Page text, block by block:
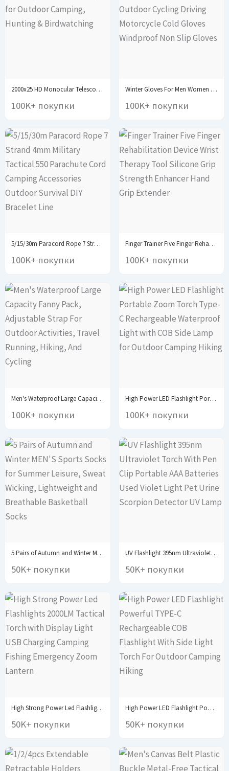
2000x25 HD Monocular Telescope: Mini Portable, for Outdoor...
100K+ покупки
Winter Gloves For Men Women Touchscreen Warm Outdoor...
100K+ покупки
5/15/30m Paracord Rope 7 Strand 4mm Military Tactical...
100K+ покупки
Finger Trainer Five Finger Rehabilitation Device Wrist Therapy...
100K+ покупки
Men's Waterproof Large Capacity Fanny Pack, Adjustable Strap...
100K+ покупки
High Power LED Flashlight Portable Zoom Torch Type-C...
100K+ покупки
5 Pairs of Autumn and Winter MEN'S Sports...
50K+ покупки
UV Flashlight 395nm Ultraviolet Torch With Pen Clip...
50K+ покупки
High Strong Power Led Flashlights 2000LM Tactical Torch...
50K+ покупки
High Power LED Flashlight Powerful TYPE-C Rechargeable COB...
50K+ покупки